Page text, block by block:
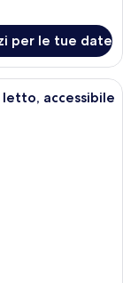
per le tue date
moderna con
accessibile